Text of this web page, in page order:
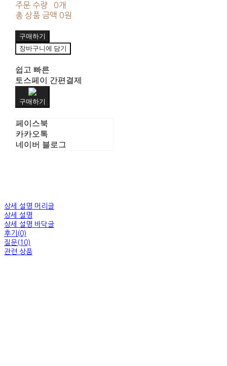
주문 수량
0개
총 상품 금액 0원
구매하기
장바구니에 담기
쉽고 빠른
토스페이 간편결제
구매하기
페이스북
카카오톡
네이버 블로그
상세 설명 머리글
상세 설명
상세 설명 바닥글
후기(0)
질문(10)
관련 상품